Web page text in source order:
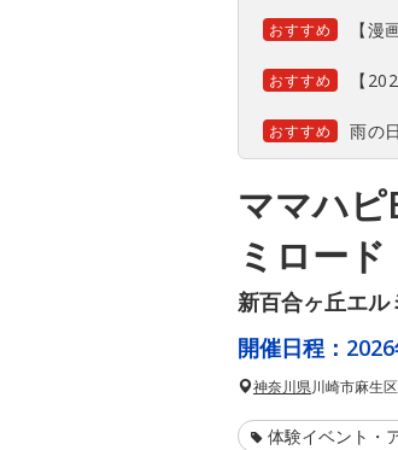
おすすめ 【
おすすめ 【
おすすめ 雨の
ママハピ
ミロード
新百合ヶ丘エル
開催日程：
神奈川県川崎市麻生区
体験イベント・